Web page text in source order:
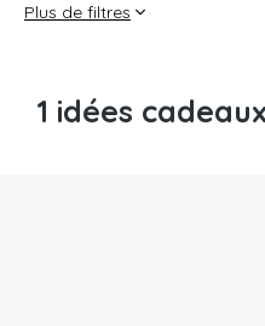
Plus de filtres
1 idées